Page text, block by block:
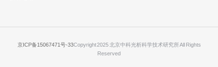
京ICP备15067471号-33Copyright 2025 北京中科光析科学技术研究所 All Rights
Reserved